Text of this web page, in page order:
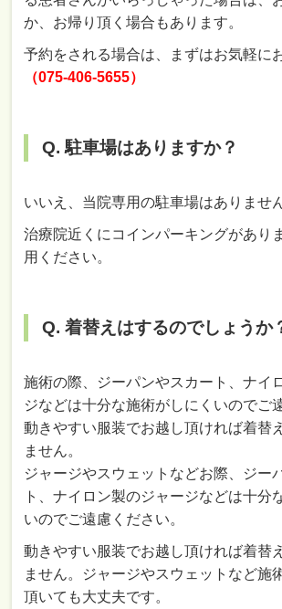
か、お帰り頂く場合もあります。
予約をされる場合は、まずはお気軽に
（075-406-5655）
Q. 駐車場はありますか？
いいえ、当院専用の駐車場はありません
治療院近くにコインパーキングがあり
用ください。
Q. 着替えはするのでしょうか
施術の際、ジーパンやスカート、ナイ
ジなどは十分な施術がしにくいのでご
動きやすい服装でお越し頂ければ着替
ません。
ジャージやスウェットなどお際、ジー
ト、ナイロン製のジャージなどは十分
いのでご遠慮ください。
動きやすい服装でお越し頂ければ着替
ません。ジャージやスウェットなど施
頂いても大丈夫です。